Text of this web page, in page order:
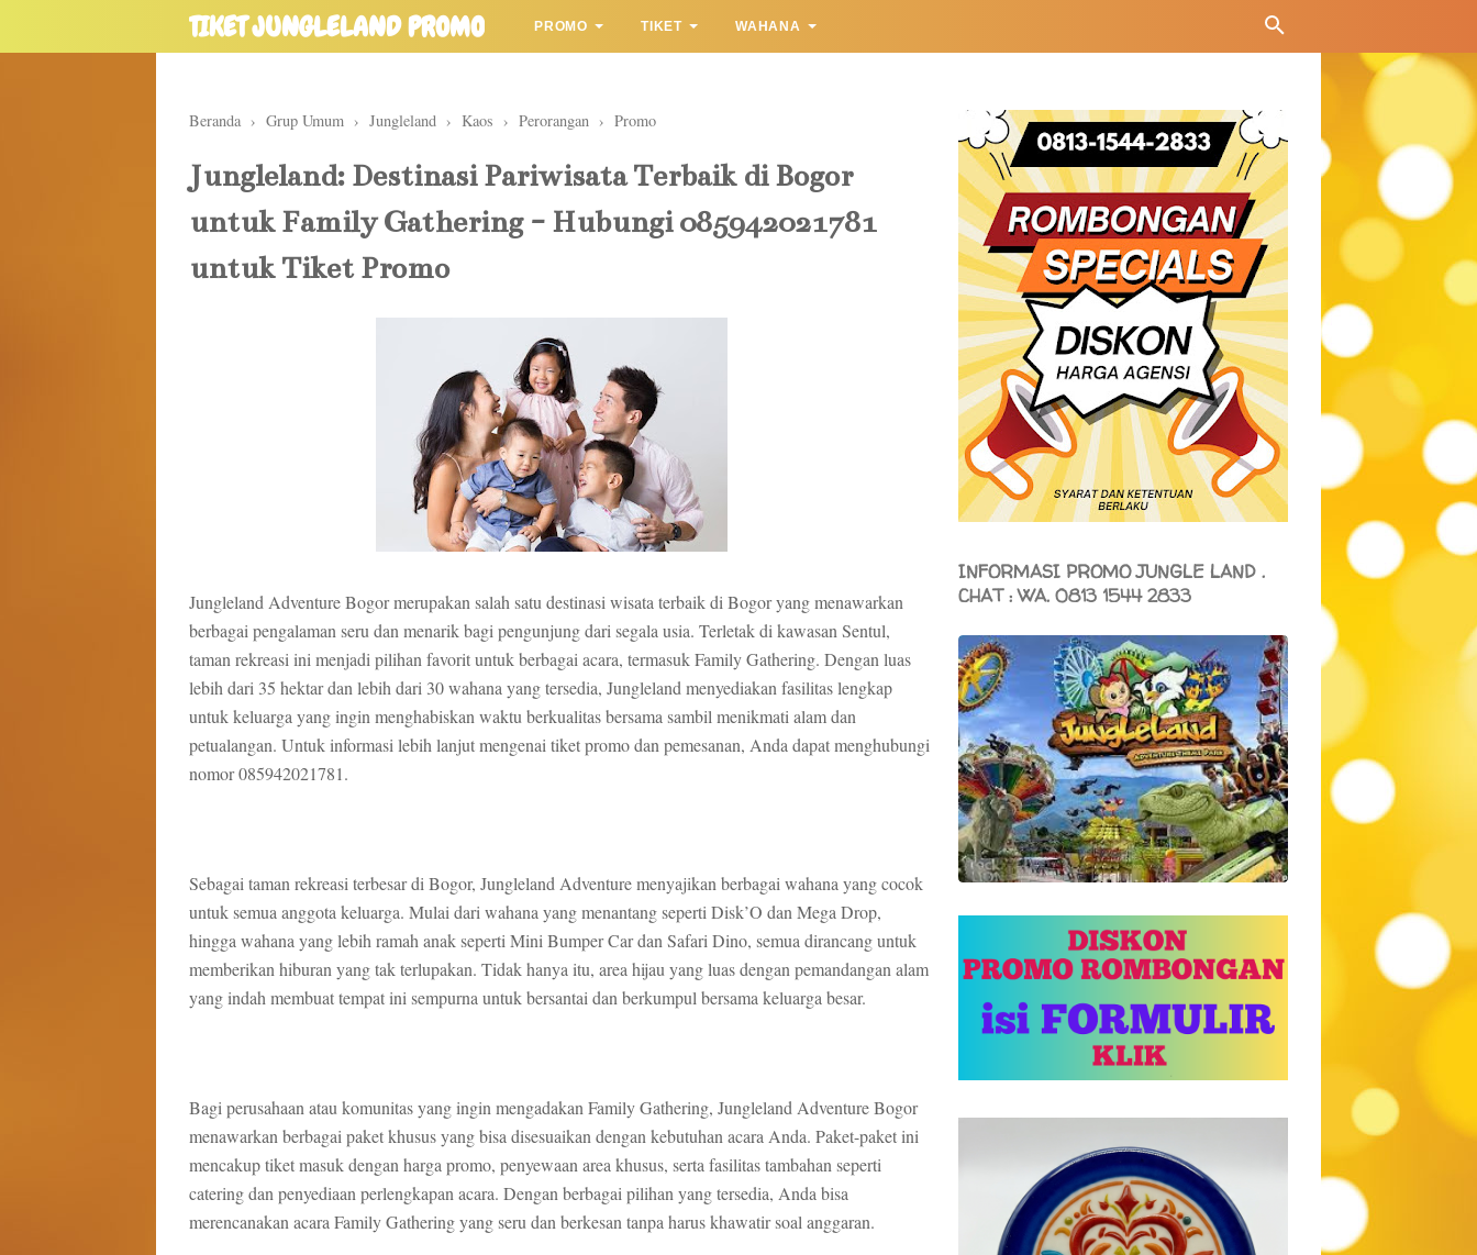
TIKET JUNGLELAND PROMO PROMO TIKET WAHANA
Beranda › Grup Umum › Jungleland › Kaos › Perorangan › Promo
Jungleland: Destinasi Pariwisata Terbaik di Bogor
untuk Family Gathering - Hubungi 085942021781
untuk Tiket Promo
Jungleland Adventure Bogor merupakan salah satu destinasi wisata terbaik di Bogor yang menawarkan
berbagai pengalaman seru dan menarik bagi pengunjung dari segala usia. Terletak di kawasan Sentul,
taman rekreasi ini menjadi pilihan favorit untuk berbagai acara, termasuk Family Gathering. Dengan luas
lebih dari 35 hektar dan lebih dari 30 wahana yang tersedia, Jungleland menyediakan fasilitas lengkap
untuk keluarga yang ingin menghabiskan waktu berkualitas bersama sambil menikmati alam dan
petualangan. Untuk informasi lebih lanjut mengenai tiket promo dan pemesanan, Anda dapat menghubungi
nomor 085942021781.
Sebagai taman rekreasi terbesar di Bogor, Jungleland Adventure menyajikan berbagai wahana yang cocok
untuk semua anggota keluarga. Mulai dari wahana yang menantang seperti Disk’O dan Mega Drop,
hingga wahana yang lebih ramah anak seperti Mini Bumper Car dan Safari Dino, semua dirancang untuk
memberikan hiburan yang tak terlupakan. Tidak hanya itu, area hijau yang luas dengan pemandangan alam
yang indah membuat tempat ini sempurna untuk bersantai dan berkumpul bersama keluarga besar.
Bagi perusahaan atau komunitas yang ingin mengadakan Family Gathering, Jungleland Adventure Bogor
menawarkan berbagai paket khusus yang bisa disesuaikan dengan kebutuhan acara Anda. Paket-paket ini
mencakup tiket masuk dengan harga promo, penyewaan area khusus, serta fasilitas tambahan seperti
catering dan penyediaan perlengkapan acara. Dengan berbagai pilihan yang tersedia, Anda bisa
merencanakan acara Family Gathering yang seru dan berkesan tanpa harus khawatir soal anggaran.
INFORMASI PROMO JUNGLE LAND .
CHAT : WA. 0813 1544 2833